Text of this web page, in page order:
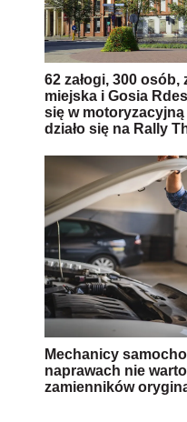
62 załogi, 300
miejska i Gosia
się w
działo się na Rally
Mechanicy
naprawach nie
zamienników